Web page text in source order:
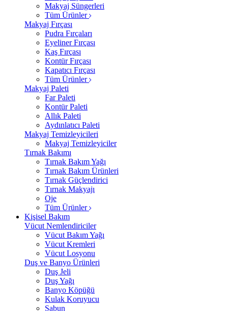
Makyaj Süngerleri
Tüm Ürünler
Makyaj Fırçası
Pudra Fırçaları
Eyeliner Fırçası
Kaş Fırçası
Kontür Fırçası
Kapatıcı Fırçası
Tüm Ürünler
Makyaj Paleti
Far Paleti
Kontür Paleti
Allık Paleti
Aydınlatıcı Paleti
Makyaj Temizleyicileri
Makyaj Temizleyiciler
Tırnak Bakımı
Tırnak Bakım Yağı
Tırnak Bakım Ürünleri
Tırnak Güçlendirici
Tırnak Makyajı
Oje
Tüm Ürünler
Kişisel Bakım
Vücut Nemlendiriciler
Vücut Bakım Yağı
Vücut Kremleri
Vücut Losyonu
Duş ve Banyo Ürünleri
Duş Jeli
Duş Yağı
Banyo Köpüğü
Kulak Koruyucu
Sabun